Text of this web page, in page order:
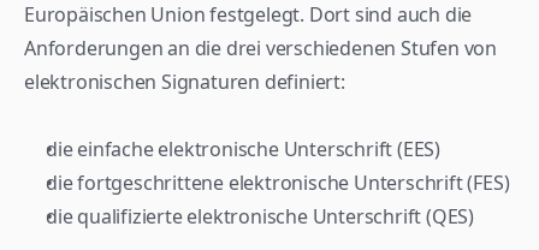
Europäischen Union festgelegt. Dort sind auch die
Anforderungen an die drei verschiedenen Stufen von
elektronischen Signaturen definiert:
die einfache elektronische Unterschrift (EES)
die fortgeschrittene elektronische Unterschrift (FES)
die qualifizierte elektronische Unterschrift (QES)